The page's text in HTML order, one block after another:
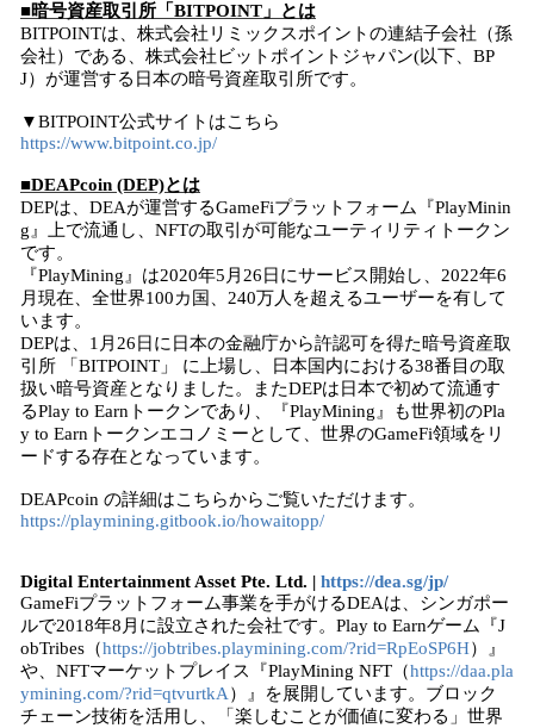
■暗号資産取引所「BITPOINT」とは
BITPOINTは、株式会社リミックスポイントの連結子会社（孫
会社）である、株式会社ビットポイントジャパン(以下、BP
J）が運営する日本の暗号資産取引所です。
▼BITPOINT公式サイトはこちら
https://www.bitpoint.co.jp/
■DEAPcoin (DEP)とは
DEPは、DEAが運営するGameFiプラットフォーム『PlayMinin
g』上で流通し、NFTの取引が可能なユーティリティトークン
です。
『PlayMining』は2020年5月26日にサービス開始し、2022年6
月現在、全世界100カ国、240万人を超えるユーザーを有して
います。
DEPは、1月26日に日本の金融庁から許認可を得た暗号資産取
引所 「BITPOINT」 に上場し、日本国内における38番目の取
扱い暗号資産となりました。またDEPは日本で初めて流通す
るPlay to Earnトークンであり、『PlayMining』も世界初のPla
y to Earnトークンエコノミーとして、世界のGameFi領域をリ
ードする存在となっています。
DEAPcoin の詳細はこちらからご覧いただけます。
https://playmining.gitbook.io/howaitopp/
Digital Entertainment Asset Pte. Ltd. | https://dea.sg/jp/
GameFiプラットフォーム事業を手がけるDEAは、シンガポー
ルで2018年8月に設立された会社です。Play to Earnゲーム『J
obTribes（https://jobtribes.playmining.com/?rid=RpEoSP6H）』
や、NFTマーケットプレイス『PlayMining NFT（https://daa.pla
ymining.com/?rid=qtvurtkA）』を展開しています。ブロック
チェーン技術を活用し、「楽しむことが価値に変わる」世界